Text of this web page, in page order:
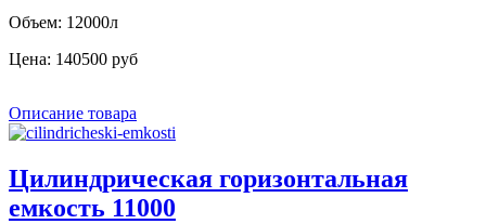
Объем: 12000л
Цена: 140500 руб
Описание товара
Цилиндрическая горизонтальная
емкость 11000